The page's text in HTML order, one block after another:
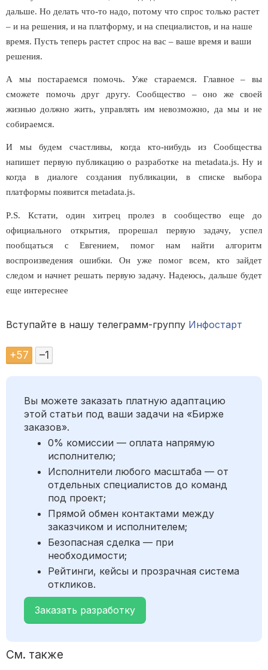
дальше. Но делать что-то надо, потому что спрос только растет
– и на решения, и на платформу, и на специалистов, и на наше
время. Пусть теперь растет спрос на вас – ваше время и ваши
решения.
А мы постараемся помочь. Уже стараемся. Главное – вы
сможете помочь друг другу. Сообщество – оно же своей
жизнью должно жить, управлять им невозможно, да мы и не
собираемся.
И мы будем счастливы, когда кто-нибудь из Сообщества
напишет первую публикацию о разработке на metadata.js. Ну и
когда в диалоге создания публикации, в списке выбора
платформы появится metadata.js.
P.S. Кстати, один хитрец пролез в сообщество еще до
официального открытия, прорешал первую задачу, успел
пообщаться с Евгением, помог нам найти алгоритм
воспроизведения ошибки. Он уже помог всем, кто зайдет
следом и начнет решать первую задачу. Надеюсь, дальше будет
еще интереснее
Вступайте в нашу телеграмм-группу Инфостарт
+57 –1
Вы можете заказать платную адаптацию
этой статьи под ваши задачи на «Бирже
заказов».
0% комиссии — оплата напрямую
исполнителю;
Исполнители любого масштаба — от
отдельных специалистов до команд
под проект;
Прямой обмен контактами между
заказчиком и исполнителем;
Безопасная сделка — при
необходимости;
Рейтинги, кейсы и прозрачная система
откликов.
Заказать разработку
См. также